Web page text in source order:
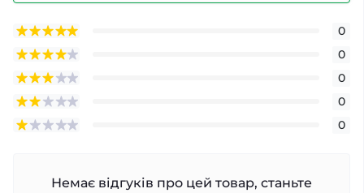
0
0
0
0
0
Немає відгуків про цей товар, станьте